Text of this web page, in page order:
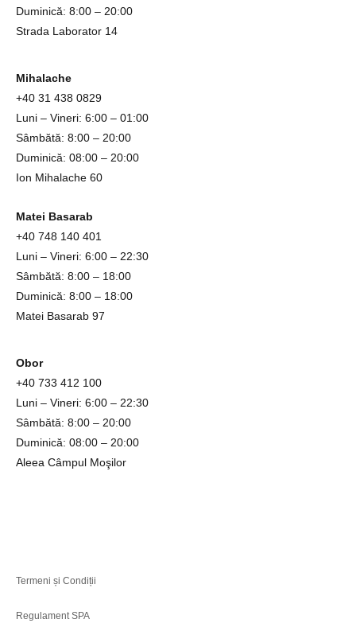
Duminică: 8:00 – 20:00
Strada Laborator 14
Mihalache
+40 31 438 0829
Luni – Vineri: 6:00 – 01:00
Sâmbătă: 8:00 – 20:00
Duminică: 08:00 – 20:00
Ion Mihalache 60
Matei Basarab
+40 748 140 401
Luni – Vineri: 6:00 – 22:30
Sâmbătă: 8:00 – 18:00
Duminică: 8:00 – 18:00
Matei Basarab 97
Obor
+40 733 412 100
Luni – Vineri: 6:00 – 22:30
Sâmbătă: 8:00 – 20:00
Duminică: 08:00 – 20:00
Aleea Câmpul Moşilor
Termeni și Condiții
Regulament SPA